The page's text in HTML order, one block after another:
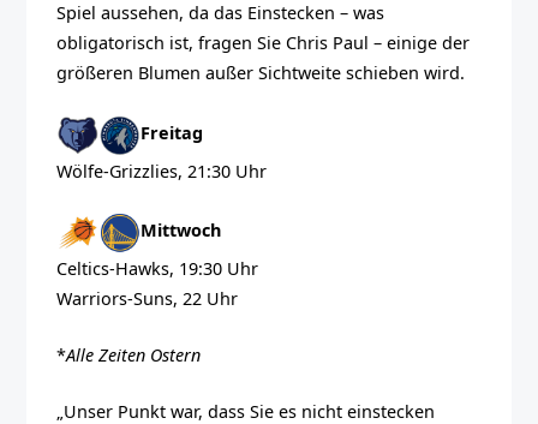
Spiel aussehen, da das Einstecken – was
obligatorisch ist, fragen Sie Chris Paul – einige der
größeren Blumen außer Sichtweite schieben wird.
Freitag
Wölfe-Grizzlies, 21:30 Uhr
Mittwoch
Celtics-Hawks, 19:30 Uhr
Warriors-Suns, 22 Uhr
*Alle Zeiten Ostern
„Unser Punkt war, dass Sie es nicht einstecken